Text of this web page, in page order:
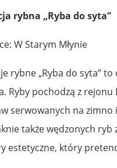
rybna „Ryba do syta”
W Starym Młynie
rybne „Ryba do syta”
Ryby pochodzą z
serwowanych na zimno
także wędzonych ryb
estetyczne, który